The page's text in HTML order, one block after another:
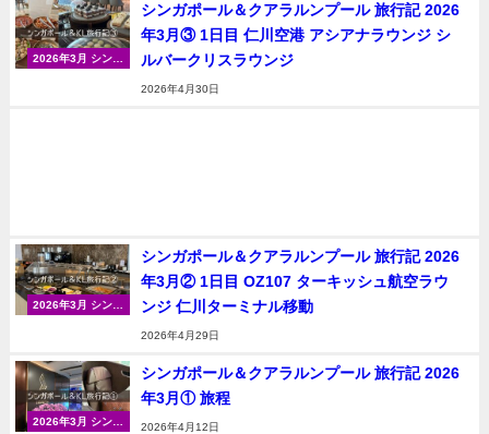
2026年3月 シンガ
シンガポール＆クアラルンプール 旅行記 2026
年3月③ 1日目 仁川空港 アシアナラウンジ シ
ルバークリスラウンジ
2026年4月30日
2026年3月 シンガ
シンガポール＆クアラルンプール 旅行記 2026
年3月② 1日目 OZ107 ターキッシュ航空ラウ
ンジ 仁川ターミナル移動
2026年4月29日
2026年3月 シンガ
シンガポール＆クアラルンプール 旅行記 2026
年3月① 旅程
2026年4月12日